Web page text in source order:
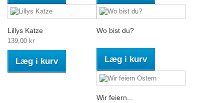
Lillys Katze
139,00 kr
Læg i kurv
Wo bist du?
Læg i kurv
Wir feiern...